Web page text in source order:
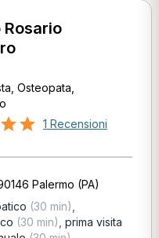
Osteopata,
1 Recensioni
Palermo (PA)
(30 min)
(30 min) prima visita